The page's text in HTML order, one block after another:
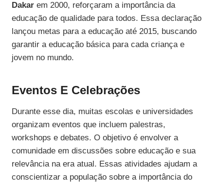
Dakar em 2000, reforçaram a importância da
educação de qualidade para todos. Essa declaração
lançou metas para a educação até 2015, buscando
garantir a educação básica para cada criança e
jovem no mundo.
Eventos E Celebrações
Durante esse dia, muitas escolas e universidades
organizam eventos que incluem palestras,
workshops e debates. O objetivo é envolver a
comunidade em discussões sobre educação e sua
relevância na era atual. Essas atividades ajudam a
conscientizar a população sobre a importância do